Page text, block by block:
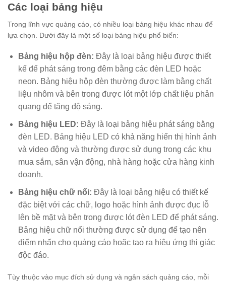
Các loại bảng hiệu
Trong lĩnh vực quảng cáo, có nhiều loại bảng hiệu khác nhau để
lựa chọn. Dưới đây là một số loại bảng hiệu phổ biến:
Bảng hiệu hộp đèn: Đây là loại bảng hiệu được thiết
kế để phát sáng trong đêm bằng các đèn LED hoặc
neon. Bảng hiệu hộp đèn thường được làm bằng chất
liệu nhôm và bên trong được lót một lớp chất liệu phản
quang để tăng độ sáng.
Bảng hiệu LED: Đây là loại bảng hiệu phát sáng bằng
đèn LED. Bảng hiệu LED có khả năng hiển thị hình ảnh
và video động và thường được sử dụng trong các khu
mua sắm, sân vận động, nhà hàng hoặc cửa hàng kinh
doanh.
Bảng hiệu chữ nổi: Đây là loại bảng hiệu có thiết kế
đặc biệt với các chữ, logo hoặc hình ảnh được đục lỗ
lên bề mặt và bên trong được lót đèn LED để phát sáng.
Bảng hiệu chữ nổi thường được sử dụng để tạo nên
điểm nhấn cho quảng cáo hoặc tạo ra hiệu ứng thị giác
độc đáo.
Tùy thuộc vào mục đích sử dụng và ngân sách quảng cáo, mỗi